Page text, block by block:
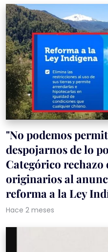
"No podemos
despojarnos de lo
Categórico rechazo
originarios al
reforma a la Ley
Hace 2 meses